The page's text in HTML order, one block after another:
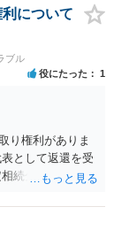
について
ブル
役にたった 1
り権利がありま
として返還を受
続分に基づいて